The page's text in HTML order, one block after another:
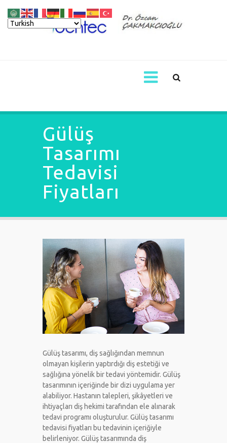
Gülüş
Tasarımı
Tedavisi
Fiyatları
Gülüş tasarımı, diş sağlığından memnun
olmayan kişilerin yaptırdığı diş estetiği ve
sağlığına yönelik bir tedavi yöntemidir. Gülüş
tasarımının içeriğinde bir dizi uygulama yer
alabiliyor. Hastanın talepleri, şikâyetleri ve
ihtiyaçları diş hekimi tarafından ele alınarak
tedavi programı oluşturulur. Gülüş tasarımı
tedavisi fiyatları bu tedavinin içeriğiyle
belirleniyor. Gülüş tasarımında diş